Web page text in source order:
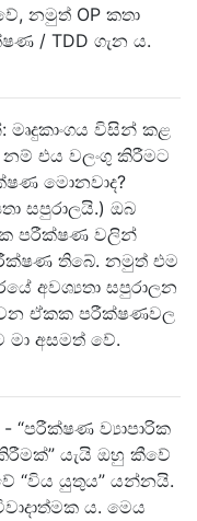
නමුත් OP කතා
/ TDD ගැන ය.
විසින් කළ
එය වලංගු කිරීමට
මොනවාද?
සපුරාලයි.) ඔබ
පරීක්ෂණ වලින්
තිබේ. නමුත් එම
අවශ්‍යතා සපුරාලන
ඒකක පරීක්ෂණවල
මා අසමත් වේ.
ව්‍යාපාරික
යැයි ඔහු කීවේ
“විය යුතුය” යන්නයි.
ය. මෙය